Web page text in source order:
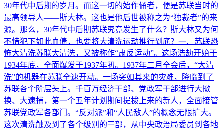
30年代中后期的岁月。而这一切的始作俑者，便是苏联当时的
最高领导人——斯大林。这也是他后世被称之为“独裁者”的来
源。那么，30年代中后期苏联究竟发生了什么？斯大林又为何
不惜犯下如此血债，也要将大清洗运动推行到底？一、苏联恐
怖大清洗苏联大清洗，又被称作“肃反运动”。这场浩劫开始于
1934年底，全面爆发于1937年初。1937年二月全会后，“大清
洗”的机器在苏联全速开动。一场突如其来的灾难，降临到了
苏联各个阶层头上。千百万经济干部、党政军干部进行大撤
换、大逮捕，第一个五年计划期间提拔上来的新人，全面接管
苏联党政军各部门。“反对派”和“人民敌人”的概念无限扩大。
这次清洗触及到了各个级别的干部，从中央政治局委员到各地